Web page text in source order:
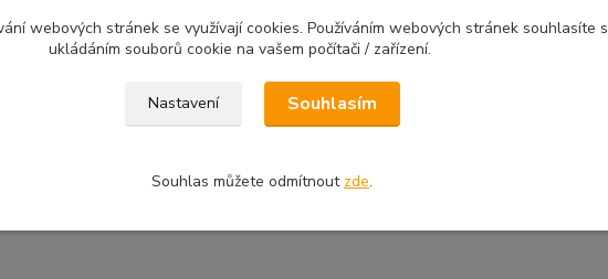
webových stránek se využívají cookies. Používáním webových stránek souhlasíte s
ukládáním souborů cookie na vašem počítači / zařízení.
Nastavení Souhlasím
Souhlas můžete odmítnout zde.